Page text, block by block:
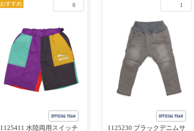
0
おすすめ
1125411 水陸両用スイッチ
1
1125230 ブラックデニムサ